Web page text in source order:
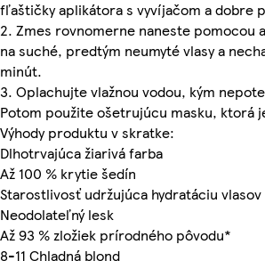
fľaštičky aplikátora s vyvíjačom a dobre
2. Zmes rovnomerne naneste pomocou
na suché, predtým neumyté vlasy a
minút.
3. Oplachujte vlažnou vodou, kým
Potom použite ošetrujúcu masku, ktorá
Výhody produktu v skratke:
Dlhotrvajúca žiarivá farba
Až 100 % krytie šedín
Starostlivosť udržujúca hydratáciu vlasov
Neodolateľný lesk
Až 93 % zložiek prírodného pôvodu*
8-11 Chladná blond